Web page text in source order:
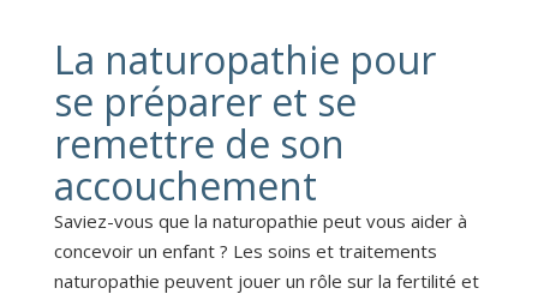
La naturopathie pour
se préparer et se
remettre de son
accouchement
Saviez-vous que la naturopathie peut vous aider à
concevoir un enfant ? Les soins et traitements
naturopathie peuvent jouer un rôle sur la fertilité et